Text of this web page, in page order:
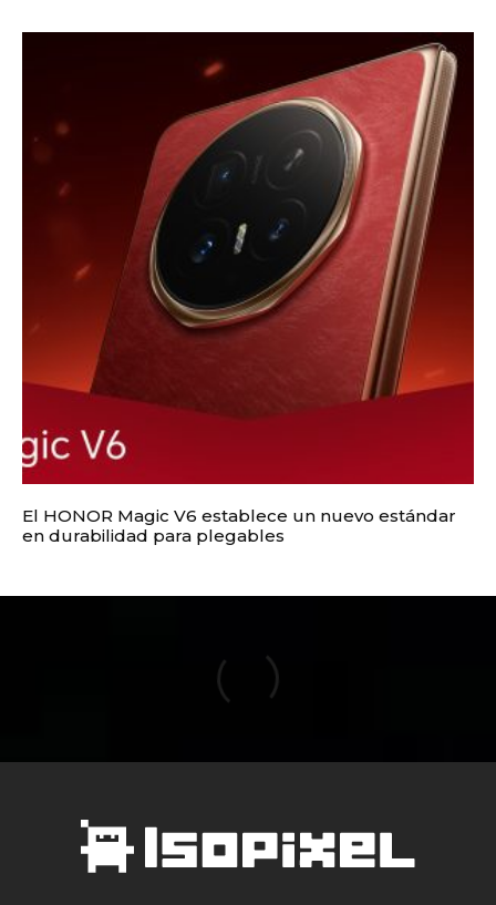
El HONOR Magic V6 establece un nuevo estándar
en durabilidad para plegables